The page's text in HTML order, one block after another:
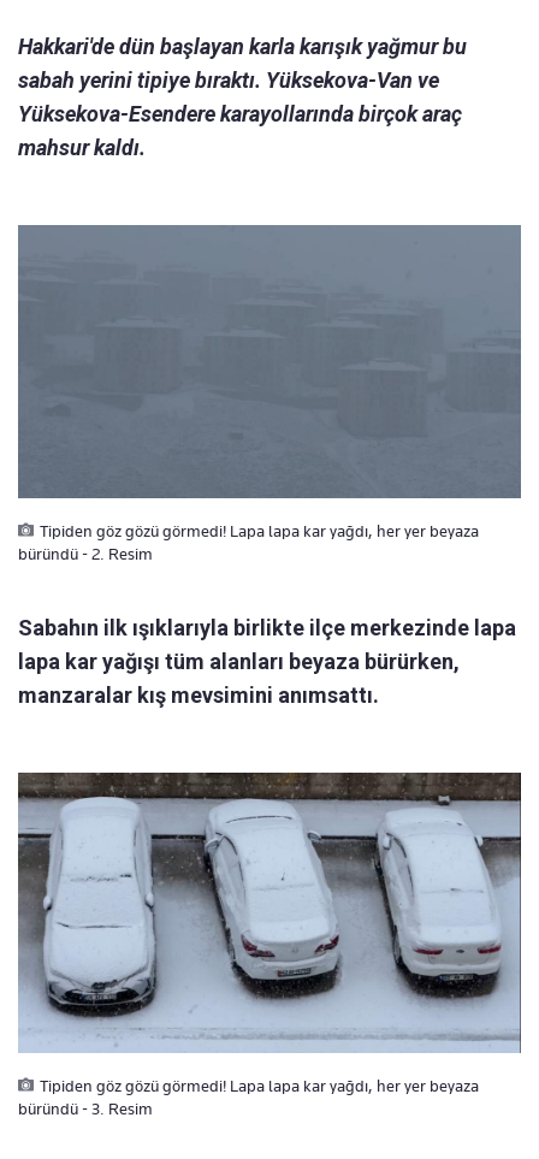
Hakkari'de dün başlayan karla karışık yağmur bu
sabah yerini tipiye bıraktı. Yüksekova-Van ve
Yüksekova-Esendere karayollarında birçok araç
mahsur kaldı.
Tipiden göz gözü görmedi! Lapa lapa kar yağdı, her yer beyaza
büründü - 2. Resim
Sabahın ilk ışıklarıyla birlikte ilçe merkezinde lapa
lapa kar yağışı tüm alanları beyaza bürürken,
manzaralar kış mevsimini anımsattı.
Tipiden göz gözü görmedi! Lapa lapa kar yağdı, her yer beyaza
büründü - 3. Resim